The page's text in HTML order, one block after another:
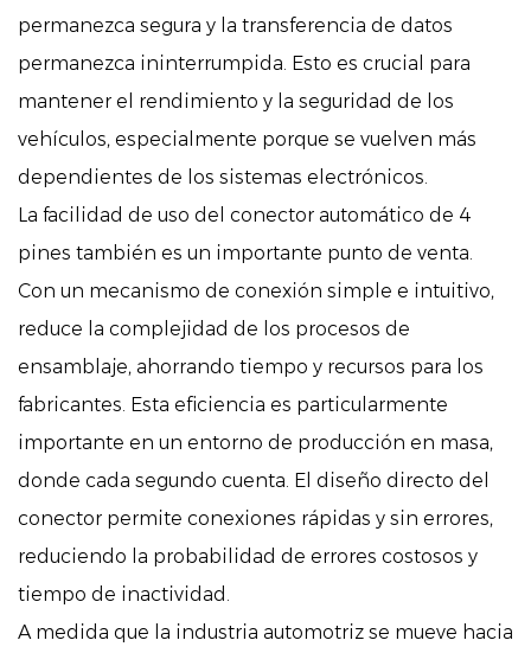
permanezca segura y la transferencia de datos
permanezca ininterrumpida. Esto es crucial para
mantener el rendimiento y la seguridad de los
vehículos, especialmente porque se vuelven más
dependientes de los sistemas electrónicos.
La facilidad de uso del conector automático de 4
pines también es un importante punto de venta.
Con un mecanismo de conexión simple e intuitivo,
reduce la complejidad de los procesos de
ensamblaje, ahorrando tiempo y recursos para los
fabricantes. Esta eficiencia es particularmente
importante en un entorno de producción en masa,
donde cada segundo cuenta. El diseño directo del
conector permite conexiones rápidas y sin errores,
reduciendo la probabilidad de errores costosos y
tiempo de inactividad.
A medida que la industria automotriz se mueve hacia